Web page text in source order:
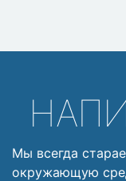
Мы всегда
окружающую